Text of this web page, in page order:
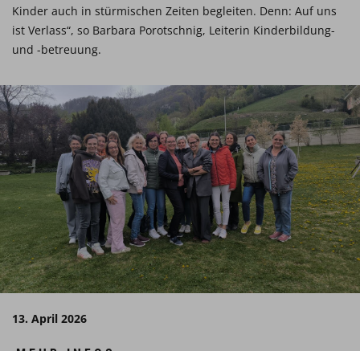
Kinder auch in stürmischen Zeiten begleiten. Denn: Auf uns
ist Verlass“, so Barbara Porotschnig, Leiterin Kinderbildung-
und -betreuung.
13. April 2026